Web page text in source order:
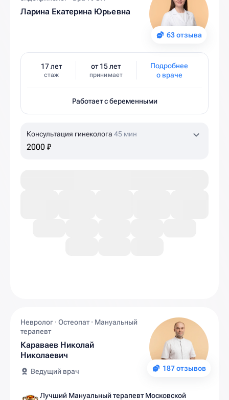
63 отзыва
Ларина Екатерина Юрьевна
17 лет
стаж
от 15 лет
принимает
Подробнее
о враче
Работает с беременными
Консультация гинеколога 45 мин
2000 ₽
187 отзывов
Невролог · Остеопат · Мануальный
терапевт
Караваев Николай
Николаевич
Ведущий врач
Лучший Мануальный терапевт Московской